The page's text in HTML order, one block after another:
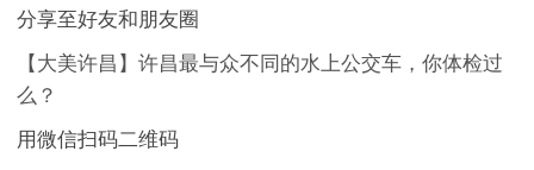
分享至好友和朋友圈
【大美许昌】许昌最与众不同的水上公交车，你体检过
么？
用微信扫码二维码